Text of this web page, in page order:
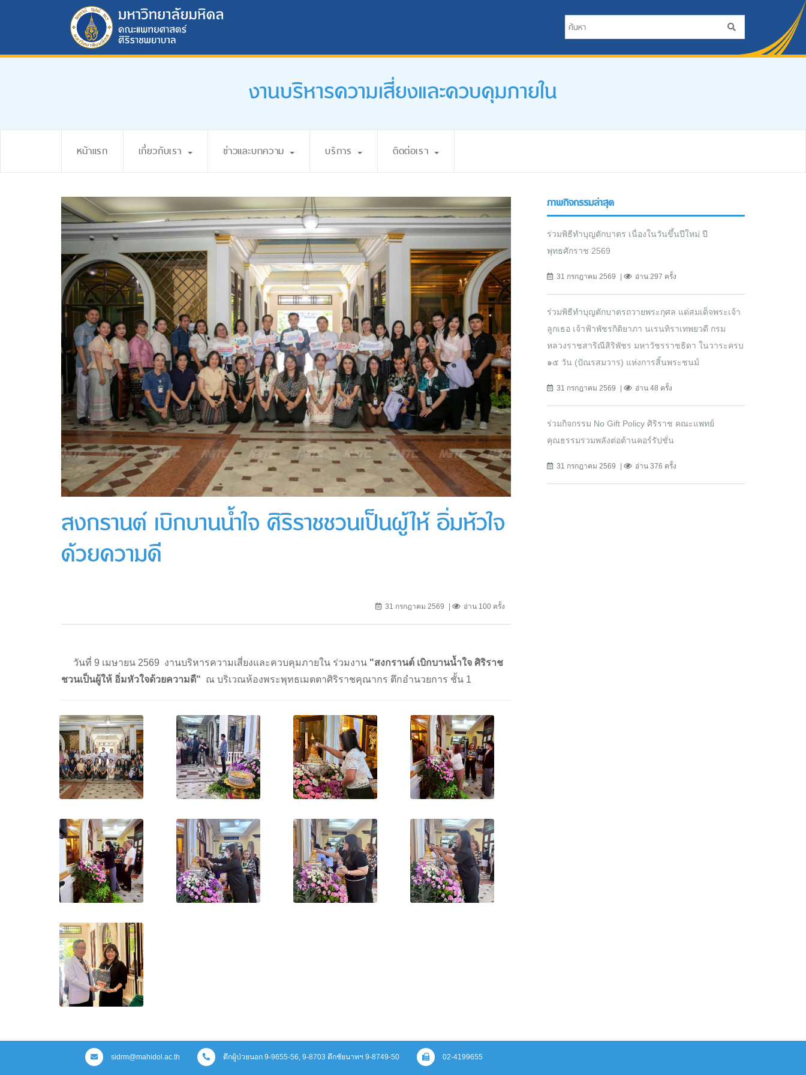
งานบริหารความเสี่ยงและควบคุมภายใน
หน้าแรก เกี่ยวกับเรา ข่าวและบทความ บริการ ติดต่อเรา
สงกรานต์ เบิกบานน้ำใจ ศิริราชชวนเป็นผู้ให้ อิ่มหัวใจ
ด้วยความดี
31 กรกฎาคม 2569 อ่าน 100 ครั้ง
วันที่ 9 เมษายน 2569 งานบริหารความเสี่ยงและควบคุมภายใน ร่วมงาน "สงกรานต์ เบิกบานน้ำใจ ศิริราช
ชวนเป็นผู้ให้ อิ่มหัวใจด้วยความดี" ณ บริเวณห้องพระพุทธเมตตาศิริราชคุณากร ตึกอำนวยการ ชั้น 1
ภาพกิจกรรมล่าสุด
ร่วมพิธีทำบุญตักบาตร เนื่องในวันขึ้นปีใหม่ ปี
พุทธศักราช 2569
31 กรกฎาคม 2569 อ่าน 297 ครั้ง
ร่วมพิธีทำบุญตักบาตรถวายพระกุศล แด่สมเด็จพระเจ้า
ลูกเธอ เจ้าฟ้าพัชรกิติยาภา นเรนทิราเทพยวดี กรม
หลวงราชสาริณีสิริพัชร มหาวัชรราชธิดา ในวาระครบ
๑๕ วัน (ปัณรสมวาร) แห่งการสิ้นพระชนม์
31 กรกฎาคม 2569 อ่าน 48 ครั้ง
ร่วมกิจกรรม No Gift Policy ศิริราช คณะแพทย์
คุณธรรมรวมพลังต่อต้านคอร์รัปชั่น
31 กรกฎาคม 2569 อ่าน 376 ครั้ง
sidrm@mahidol.ac.th ตึกผู้ป่วยนอก 9-9655-56, 9-8703 ตึกชัยนาทฯ 9-8749-50 02-4199655